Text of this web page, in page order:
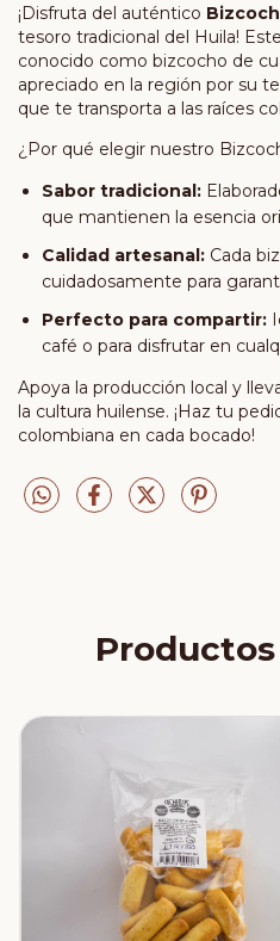
¡Disfruta del auténtico
tesoro tradicional del Huila!
conocido como bizcocho de
apreciado en la región por su
que te transporta a las raíces
¿Por qué elegir nuestro
Sabor tradicional:
que mantienen la esencia
Calidad artesanal: Cada
cuidadosamente para
Perfecto para compartir:
café o para disfrutar en
Apoya la producción local y
la cultura huilense. ¡Haz tu
colombiana en cada bocado!